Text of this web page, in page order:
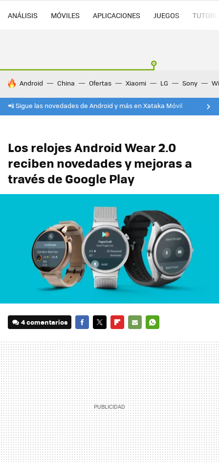
ANÁLISIS MÓVILES APLICACIONES JUEGOS
HOY SE HABLA DE
Android China Ofertas Xiaomi LG Sony
📲 Sigue las novedades de Android y más en Xataka Móvil
Los relojes Android Wear 2.0
reciben novedades y mejoras a
través de Google Play
4 comentarios
MAIL